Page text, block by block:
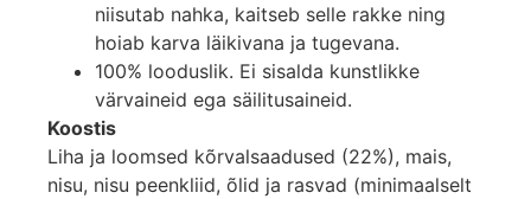
niisutab nahka, kaitseb selle rakke ning
hoiab karva läikivana ja tugevana.
100% looduslik. Ei sisalda kunstlikke
värvaineid ega säilitusaineid.
Koostis
Liha ja loomsed kõrvalsaadused (22%), mais,
nisu, nisu peenkliid, õlid ja rasvad (minimaalselt